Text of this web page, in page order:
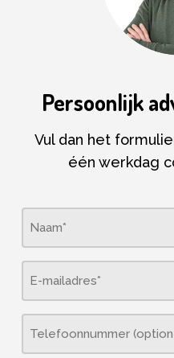
Persoonlijk
Vul dan het
één werkdag